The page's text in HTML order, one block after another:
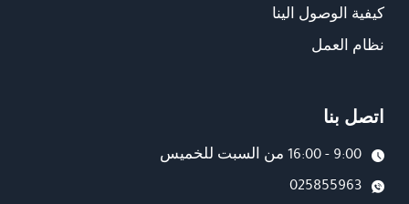
كيفية الوصول الينا
نظام العمل
اتصل بنا
9:00 - 16:00 من السبت للخميس
025855963